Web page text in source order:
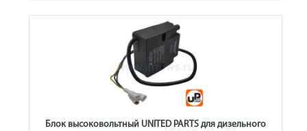
Блок высоковольтный UNITED PARTS для дизельного